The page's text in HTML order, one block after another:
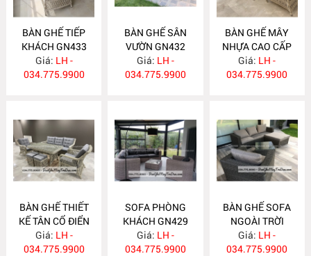
BÀN GHẾ TIẾP
KHÁCH GN433
Giá: LH -
034.775.9900
BÀN GHẾ SÂN
VƯỜN GN432
Giá: LH -
034.775.9900
BÀN GHẾ MÂY
NHỰA CAO CẤP
GN431
Giá: LH -
034.775.9900
BÀN GHẾ THIẾT
KẾ TÂN CỔ ĐIỂN
GN430
Giá: LH -
034.775.9900
SOFA PHÒNG
KHÁCH GN429
Giá: LH -
034.775.9900
BÀN GHẾ SOFA
NGOÀI TRỜI
GN428
Giá: LH -
034.775.9900